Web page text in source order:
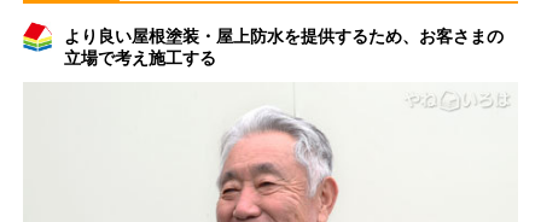
より良い屋根塗装・屋上防水を提供するため、お客さまの
立場で考え施工する